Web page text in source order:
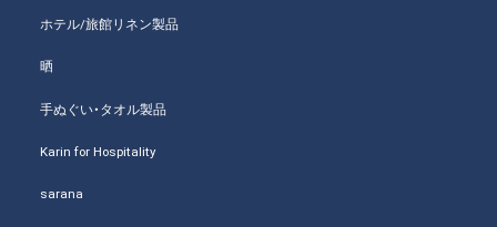
ホテル/旅館リネン製品
晒
手ぬぐい・タオル製品
Karin for Hospitality
sarana